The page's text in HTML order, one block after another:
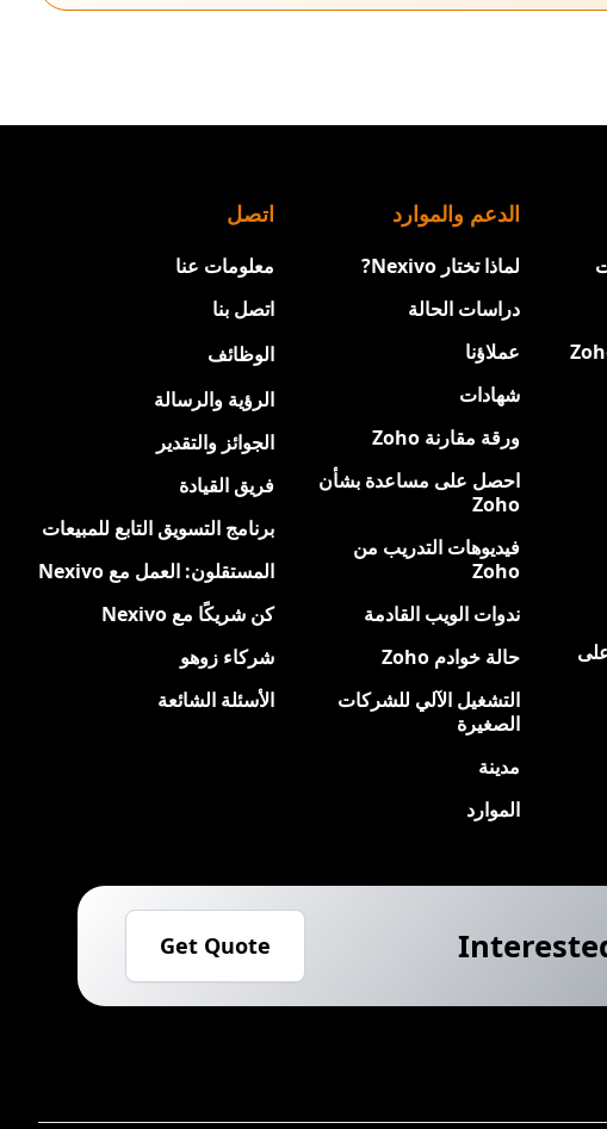
الدعم والموارد
لماذا تختار Nexivo?
دراسات الحالة
عملاؤنا
شهادات
ورقة مقارنة Zoho
احصل على مساعدة بشأن
Zoho
فيديوهات التدريب من
Zoho
ندوات الويب القادمة
حالة خوادم Zoho
التشغيل الآلي للشركات
الصغيرة
مدينة
الموارد
اتصل
معلومات عنا
اتصل بنا
الوظائف
الرؤية والرسالة
الجوائز والتقدير
فريق القيادة
برنامج التسويق التابع للمبيعات
المستقلون: العمل مع Nexivo
كن شريكًا مع Nexivo
شركاء زوهو
الأسئلة الشائعة
Get Quote